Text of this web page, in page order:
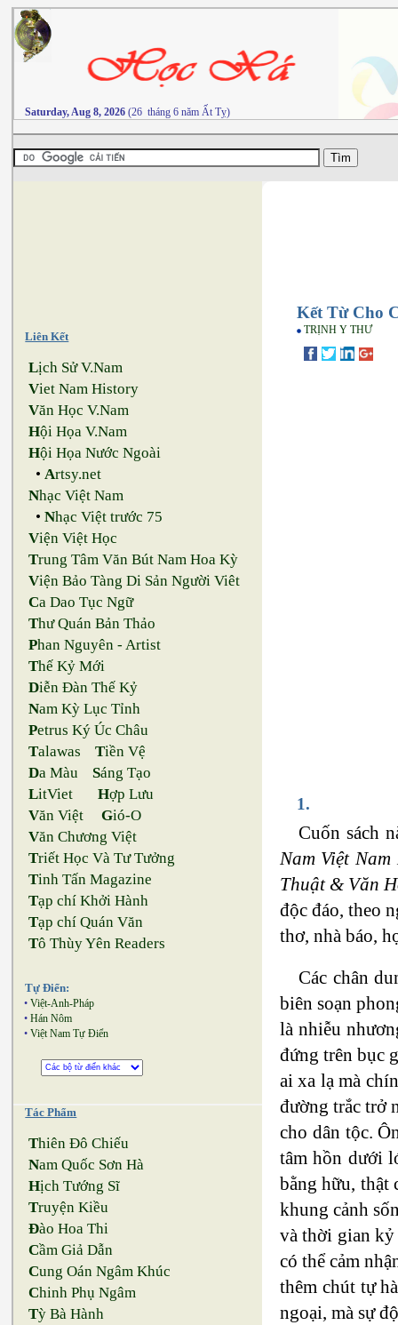
Saturday, Aug 8, 2026 (26 tháng 6 năm Ất Tỵ)
Liên Kết
Lịch Sử V.Nam
Viet Nam History
Văn Học V.Nam
Hội Họa V.Nam
Hội Họa Nước Ngoài
•Artsy.net
Nhạc Việt Nam
•Nhạc Việt trước 75
Viện Việt Học
Trung Tâm Văn Bút Nam Hoa Kỳ
Viện Bảo Tàng Di Sản Người Viêt
Ca Dao Tục Ngữ
Thư Quán Bản Thảo
Phan Nguyên - Artist
Thế Kỷ Mới
Diễn Đàn Thế Kỷ
Nam Kỳ Lục Tỉnh
Petrus Ký Úc Châu
Talawas Tiền Vệ
Da Màu Sáng Tạo
LitViet Hợp Lưu
Văn Việt Gió-O
Văn Chương Việt
Triết Học Và Tư Tưởng
Tinh Tấn Magazine
Tạp chí Khởi Hành
Tạp chí Quán Văn
Tô Thùy Yên Readers
Tự Điển:
• Việt-Anh-Pháp
• Hán Nôm
• Việt Nam Tự Điển
Tác Phẩm
Thiên Đô Chiếu
Nam Quốc Sơn Hà
Hịch Tướng Sĩ
Truyện Kiều
Đào Hoa Thi
Cầm Giả Dẫn
Cung Oán Ngâm Khúc
Chinh Phụ Ngâm
Tỳ Bà Hành
Kết Từ Cho
TRỊNH Y THƯ
1.
Cuốn sách
Nam Việt
Thuật & Văn
độc đáo, theo
thơ, nhà báo,
Các chân
biên soạn
là nhiễu
đứng trên bục
ai xa lạ mà
đường trắc trở
cho dân tộc.
tâm hồn dưới
bằng hữu, thật
khung cảnh
và thời gian kỷ
có thể cảm
thêm chút tự
ngoại, mà sự